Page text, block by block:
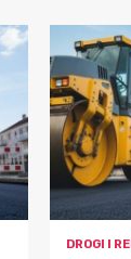
DROGI I